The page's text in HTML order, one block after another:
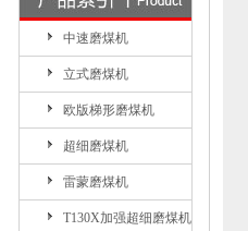
中速磨煤机
立式磨煤机
欧版梯形磨煤机
超细磨煤机
雷蒙磨煤机
T130X加强超细磨煤机